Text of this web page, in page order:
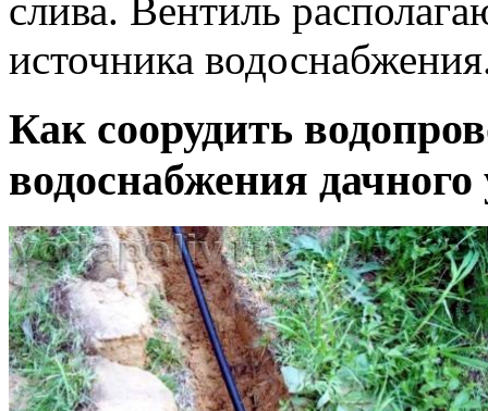
слива. Вентиль
источника
Как соорудить
водоснабжения дачного